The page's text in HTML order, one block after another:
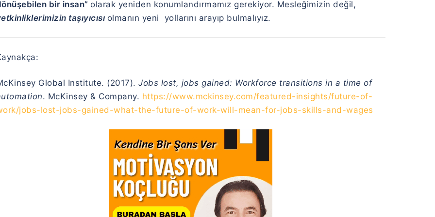
bir insan” olarak yeniden konumlandırmamız gerekiyor. Mesleğimizin değil,
taşıyıcısı olmanın yeni yollarını arayıp bulmalıyız.
Global Institute. (2017). Jobs lost, jobs gained: Workforce transitions in a time of
. McKinsey & Company. https://www.mckinsey.com/featured-insights/future-of-
jobs-lost-jobs-gained-what-the-future-of-work-will-mean-for-jobs-skills-and-wages